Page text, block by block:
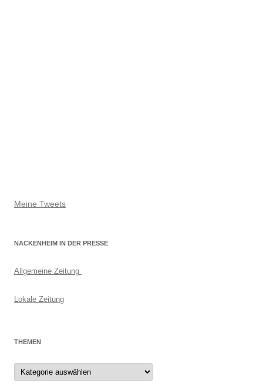
Meine Tweets
NACKENHEIM IN DER PRESSE
Allgemeine Zeitung
Lokale Zeitung
THEMEN
Themen